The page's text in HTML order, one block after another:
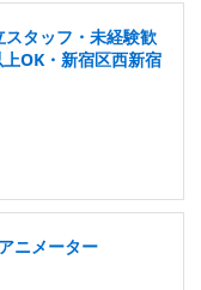
タッフ・未経験歓
OK・新宿区西新宿
ニメーター